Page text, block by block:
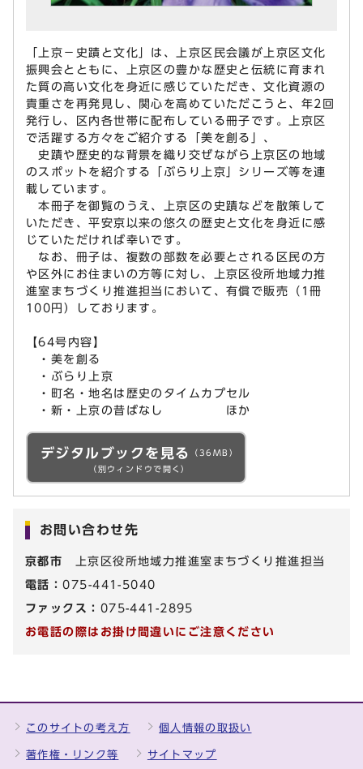
「上京－史蹟と文化」は、上京区民会議が上京区文化
振興会とともに、上京区の豊かな歴史と伝統に育まれ
た質の高い文化を身近に感じていただき、文化資源の
貴重さを再発見し、関心を高めていただこうと、年2回
発行し、区内各世帯に配布している冊子です。上京区
で活躍する方々をご紹介する「美を創る」、
史蹟や歴史的な背景を織り交ぜながら上京区の地域
のスポットを紹介する「ぶらり上京」シリーズ等を連
載しています。
本冊子を御覧のうえ、上京区の史蹟などを散策して
いただき、平安京以来の悠久の歴史と文化を身近に感
じていただければ幸いです。
なお、冊子は、複数の部数を必要とされる区民の方
や区外にお住まいの方等に対し、上京区役所地域力推
進室まちづくり推進担当において、有償で販売（1冊
100円）しております。
【64号内容】
・美を創る
・ぶらり上京
・町名・地名は歴史のタイムカプセル
・新・上京の昔ばなし ほか
デジタルブックを見る
（36MB）
（別ウィンドウで開く）
お問い合わせ先
京都市 上京区役所地域力推進室まちづくり推進担当
電話：075-441-5040
ファックス： 075-441-2895
お電話の際はお掛け間違いにご注意ください
このサイトの考え方 個人情報の取扱い
著作権・リンク等 サイトマップ